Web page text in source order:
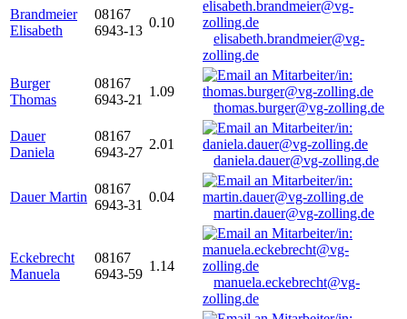
Brandmeier
Elisabeth
08167
6943-13
0.10
elisabeth.brandmeier@vg-
zolling.de
Burger
Thomas
08167
6943-21
1.09
thomas.burger@vg-zolling.de
Dauer
Daniela
08167
6943-27
2.01
daniela.dauer@vg-zolling.de
Dauer Martin
08167
6943-31
0.04
martin.dauer@vg-zolling.de
Eckebrecht
Manuela
08167
6943-59
1.14
manuela.eckebrecht@vg-
zolling.de